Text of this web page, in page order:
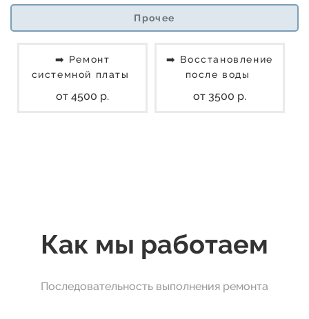
Прочее
➡️ Ремонт
системной платы
от 4500 р.
➡️ Восстановление
после воды
от 3500 р.
Как мы работаем
Последовательность выполнения ремонта